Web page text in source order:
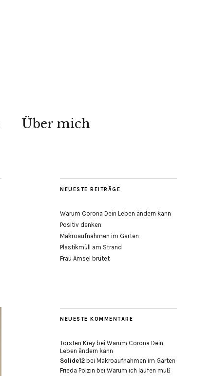
Über mich
NEUESTE BEITRÄGE
Warum Corona Dein Leben ändern kann
Positiv denken
Makroaufnahmen im Garten
Plastikmüll am Strand
Frau Amsel brütet
NEUESTE KOMMENTARE
Torsten Krey bei Warum Corona Dein
Leben ändern kann
Solide12 bei Makroaufnahmen im Garten
Frieda Polzin bei Warum ich laufen muß